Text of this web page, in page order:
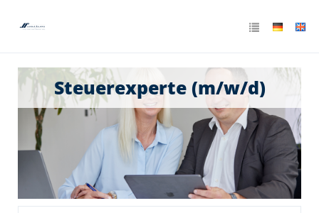
Steuerexperte (m/w/d)